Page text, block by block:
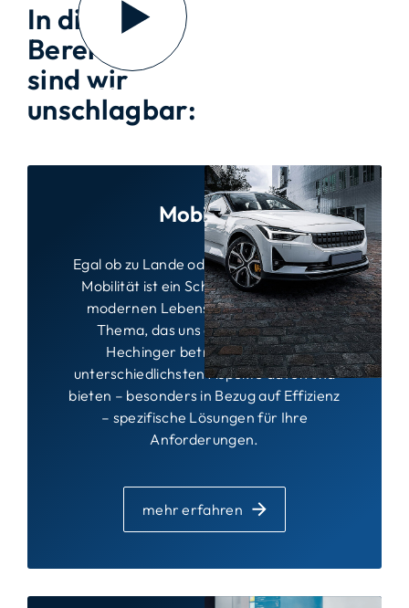
VIDEO ANSEHEN
In diesen
Bereichen
sind wir
unschlagbar:
Mobilität
Egal ob zu Lande oder auf dem Wasser:
Mobilität ist ein Schlüsselelement des
modernen Lebens und das zentrale
Thema, das uns alle antreibt. Bei
Hechinger betrachten wir die
unterschiedlichsten Aspekte davon und
bieten – besonders in Bezug auf Effizienz
– spezifische Lösungen für Ihre
Anforderungen.
mehr erfahren